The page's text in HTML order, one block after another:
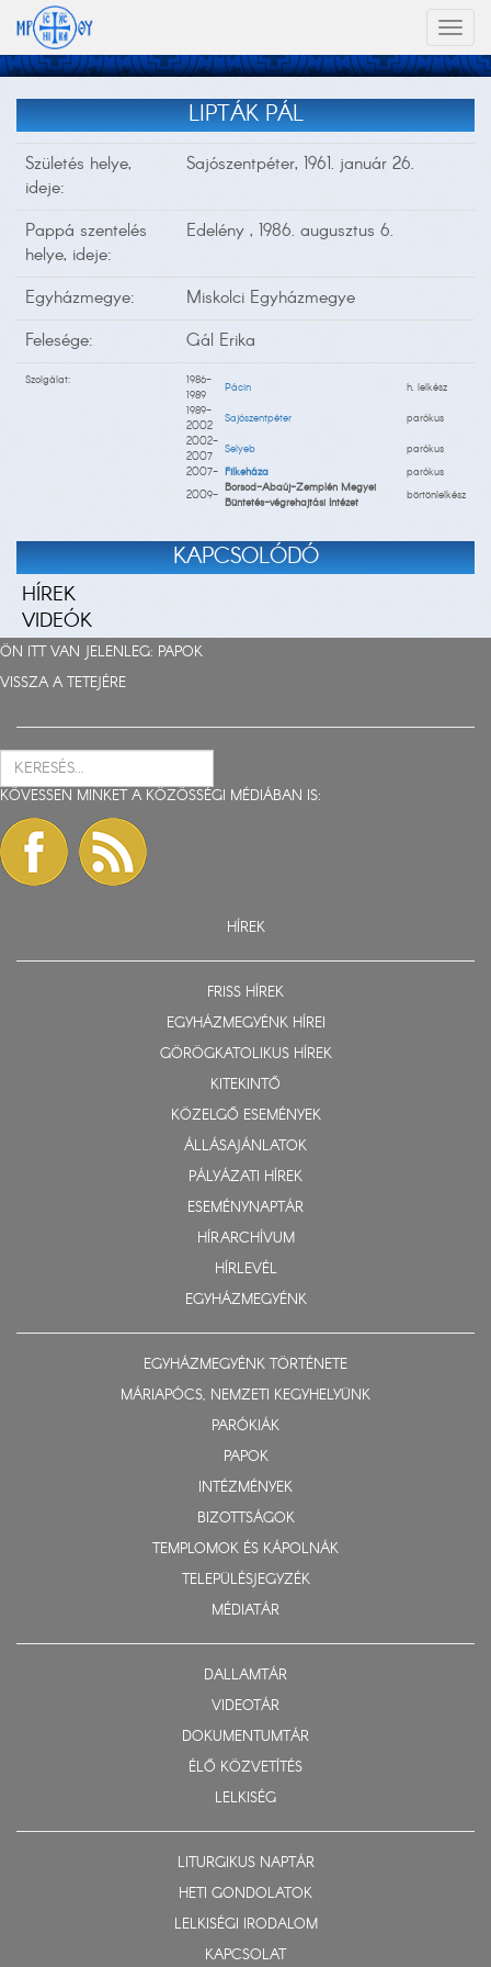
LIPTÁK PÁL
Születés helye,
ideje:
Sajószentpéter, 1961. január 26.
Pappá szentelés
helye, ideje:
Edelény , 1986. augusztus 6.
Egyházmegye:
Miskolci Egyházmegye
Felesége:
Gál Erika
Szolgálat:
1986-
1989
Pácin
h. lelkész
1989-
2002
Sajószentpéter
parókus
2002-
2007
Selyeb
parókus
2007- Filkeháza
parókus
2009- Borsod-Abaúj-Zemplén Megyei
Büntetés-végrehajtási Intézet
börtönlelkész
KAPCSOLÓDÓ
HÍREK
VIDEÓK
ÖN ITT VAN JELENLEG: PAPOK
VISSZA A TETEJÉRE
KÖVESSEN MINKET A KÖZÖSSÉGI MÉDIÁBAN IS:
HÍREK
FRISS HÍREK
EGYHÁZMEGYÉNK HÍREI
GÖRÖGKATOLIKUS HÍREK
KITEKINTŐ
KÖZELGŐ ESEMÉNYEK
ÁLLÁSAJÁNLATOK
PÁLYÁZATI HÍREK
ESEMÉNYNAPTÁR
HÍRARCHÍVUM
HÍRLEVÉL
EGYHÁZMEGYÉNK
EGYHÁZMEGYÉNK TÖRTÉNETE
MÁRIAPÓCS, NEMZETI KEGYHELYÜNK
PARÓKIÁK
PAPOK
INTÉZMÉNYEK
BIZOTTSÁGOK
TEMPLOMOK ÉS KÁPOLNÁK
TELEPÜLÉSJEGYZÉK
MÉDIATÁR
DALLAMTÁR
VIDEOTÁR
DOKUMENTUMTÁR
ÉLŐ KÖZVETÍTÉS
LELKISÉG
LITURGIKUS NAPTÁR
HETI GONDOLATOK
LELKISÉGI IRODALOM
KAPCSOLAT